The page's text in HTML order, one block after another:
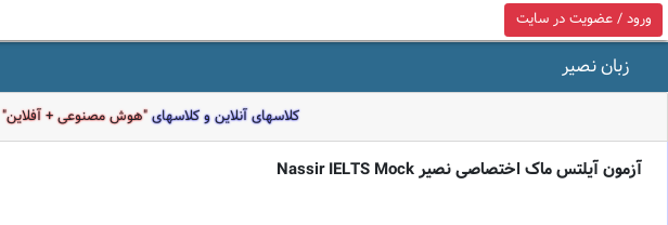
ورود / عضویت در سایت
زبان نصیر
کلاسهای آنلاین و کلاسهای"هوش مصنوعی + آفلاین"
آزمون آیلتس ماک اختصاصی نصیر Nassir IELTS Mock